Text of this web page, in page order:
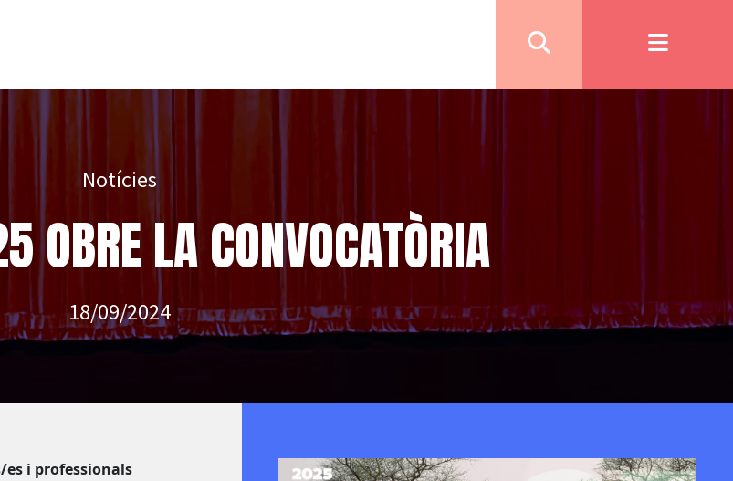
Notícies
OBRE LA CONVOCATÒRIA
18/09/2024
i professionals